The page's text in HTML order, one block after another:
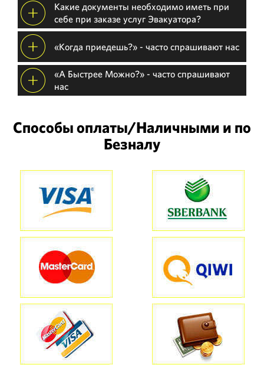
Какие документы необходимо иметь при
себе при заказе услуг Эвакуатора?
«Когда приедешь?» - часто спрашивают нас
«А Быстрее Можно?» - часто спрашивают
нас
Способы оплаты/Наличными и по
Безналу